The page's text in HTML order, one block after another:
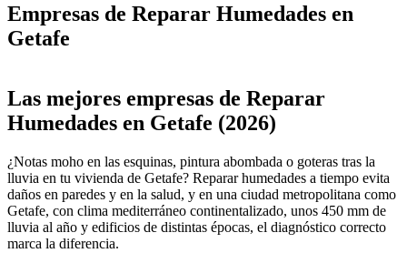
Empresas de Reparar Humedades en
Getafe
+
−
Las mejores empresas de Reparar
Humedades en Getafe (2026)
¿Notas moho en las esquinas, pintura abombada o goteras tras la
lluvia en tu vivienda de Getafe? Reparar humedades a tiempo evita
daños en paredes y en la salud, y en una ciudad metropolitana como
Getafe, con clima mediterráneo continentalizado, unos 450 mm de
lluvia al año y edificios de distintas épocas, el diagnóstico correcto
marca la diferencia.